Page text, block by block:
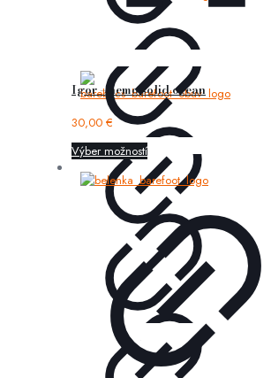
Igor – nemo solid ocean
30,00 €
Výber možností